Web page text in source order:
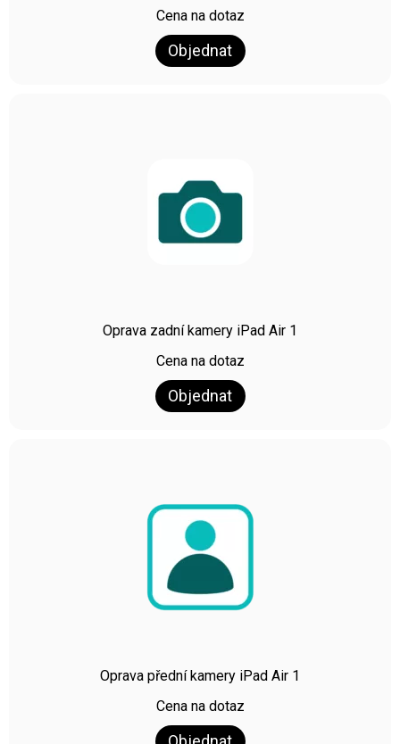
Cena na dotaz
Objednat
Oprava zadní kamery iPad Air 1
Cena na dotaz
Objednat
Oprava přední kamery iPad Air 1
Cena na dotaz